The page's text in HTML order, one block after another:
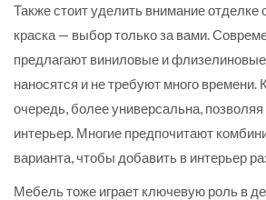
Также стоит уделить внимание отделке
краска — выбор только за вами.
предлагают виниловые и флизелиновые
наносятся и не требуют много времени.
очередь, более универсальна,
интерьер. Многие предпочитают
варианта, чтобы добавить в интерьер
Мебель тоже играет ключевую роль в